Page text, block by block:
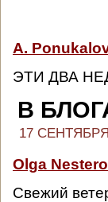
A.
ЭТИ ДВА
В
17
Olga
Свежий